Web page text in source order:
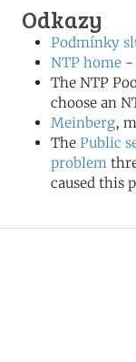
Odkazy
Podmínky
NTP home -
The NTP
choose an
Meinberg,
The Public
problem
caused this